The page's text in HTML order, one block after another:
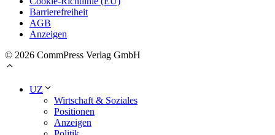
Barrierefreiheit
AGB
Anzeigen
© 2026 CommPress Verlag GmbH
UZ
Wirtschaft & Soziales
Positionen
Anzeigen